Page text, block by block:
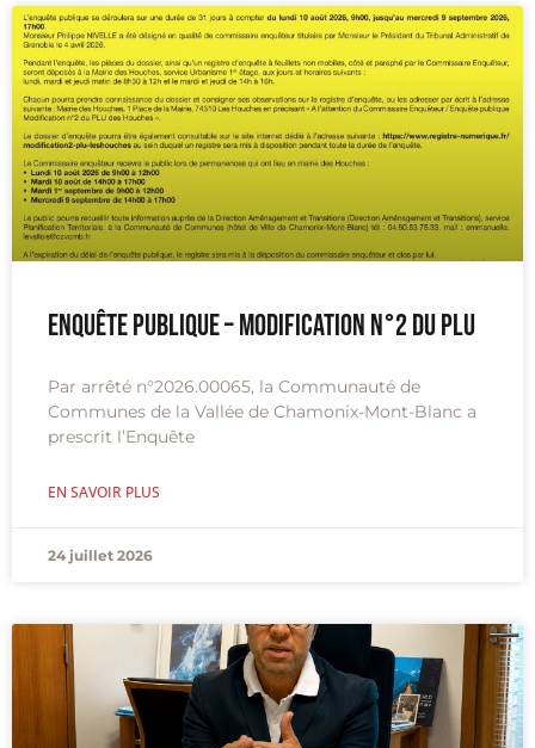
Enquête publique – Modification n°2 du PLU
Par arrêté n°2026.00065, la Communauté de
Communes de la Vallée de Chamonix-Mont-Blanc a
prescrit l’Enquête
EN SAVOIR PLUS
24 juillet 2026